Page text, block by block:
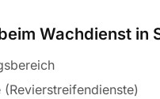
Wachdienst in